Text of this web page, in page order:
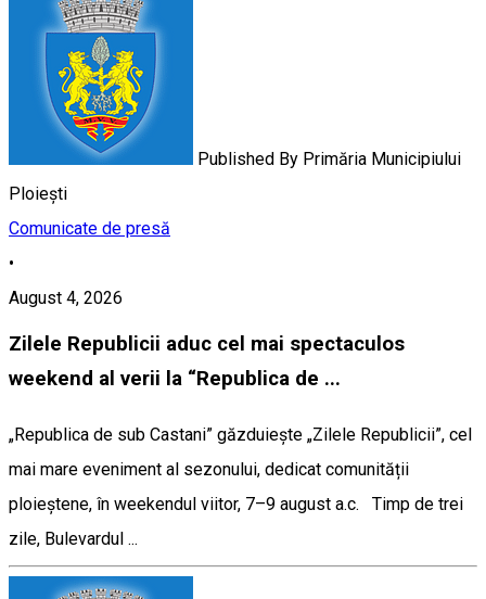
Published By Primăria Municipiului
Ploiești
Comunicate de presă
•
August 4, 2026
Zilele Republicii aduc cel mai spectaculos
weekend al verii la “Republica de ...
„Republica de sub Castani” găzduiește „Zilele Republicii”, cel
mai mare eveniment al sezonului, dedicat comunității
ploieștene, în weekendul viitor, 7–9 august a.c. Timp de trei
zile, Bulevardul ...